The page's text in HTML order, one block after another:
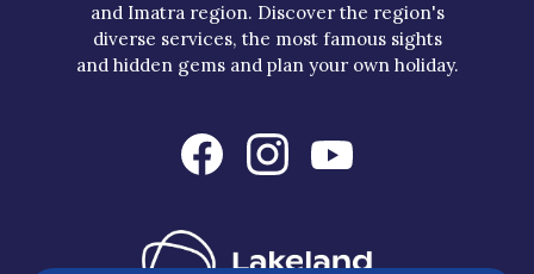
and Imatra region. Discover the region's
diverse services, the most famous sights
and hidden gems and plan your own holiday.